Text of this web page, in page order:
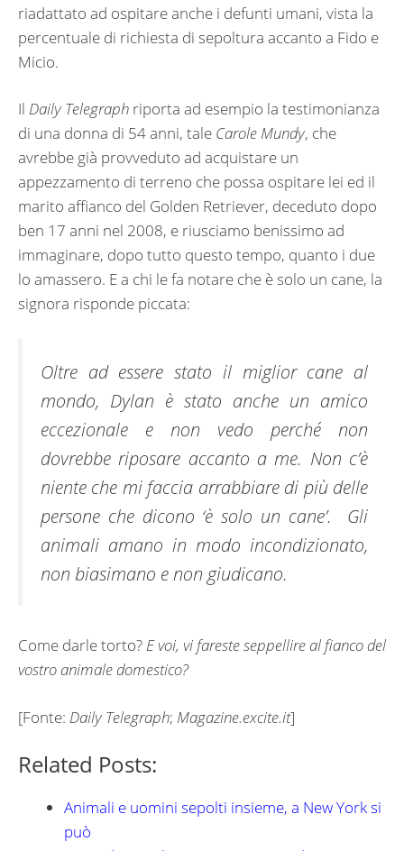
riadattato ad ospitare anche i defunti umani, vista la
percentuale di richiesta di sepoltura accanto a Fido e
Micio.
Il Daily Telegraph riporta ad esempio la testimonianza
di una donna di 54 anni, tale Carole Mundy, che
avrebbe già provveduto ad acquistare un
appezzamento di terreno che possa ospitare lei ed il
marito affianco del Golden Retriever, deceduto dopo
ben 17 anni nel 2008, e riusciamo benissimo ad
immaginare, dopo tutto questo tempo, quanto i due
lo amassero. E a chi le fa notare che è solo un cane, la
signora risponde piccata:
Oltre ad essere stato il miglior cane al
mondo, Dylan è stato anche un amico
eccezionale e non vedo perché non
dovrebbe riposare accanto a me. Non c’è
niente che mi faccia arrabbiare di più delle
persone che dicono ‘è solo un cane’. Gli
animali amano in modo incondizionato,
non biasimano e non giudicano.
Come darle torto? E voi, vi fareste seppellire al fianco del
vostro animale domestico?
[Fonte: Daily Telegraph; Magazine.excite.it]
Related Posts:
Animali e uomini sepolti insieme, a New York si
può